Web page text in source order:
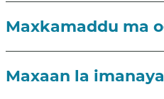
Maxkamaddu ma
Maxaan la